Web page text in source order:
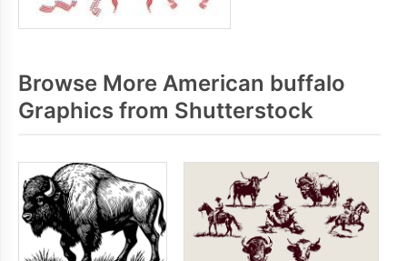
Browse More American buffalo
Graphics from Shutterstock